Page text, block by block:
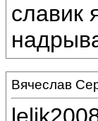
славик
Вячеслав